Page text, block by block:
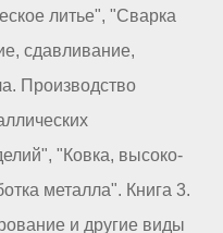
литье", "Сварка
сдавливание,
Производство
"Ковка, высоко-
металла". Книга 3.
и другие виды